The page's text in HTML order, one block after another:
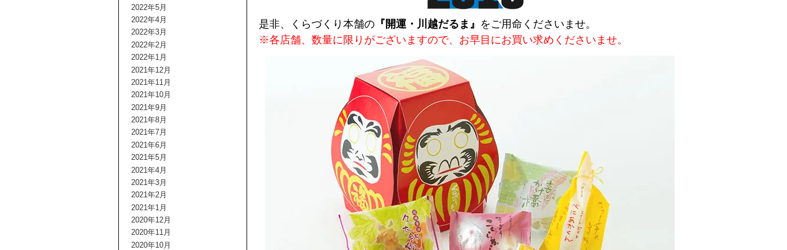
2022年5月
2022年4月
2022年3月
2022年2月
2022年1月
2021年12月
2021年11月
2021年10月
2021年9月
2021年8月
2021年7月
2021年6月
2021年5月
2021年4月
2021年3月
2021年2月
2021年1月
2020年12月
2020年11月
2020年10月
是非、くらづくり本舗の 『開運・川越だるま』 をご用命くださいませ。
※各店舗、数量に限りがございますので、お早目にお買い求めくださいませ。